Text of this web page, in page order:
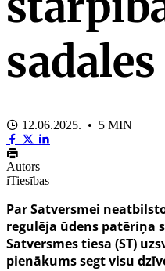
12.06.2025. • 5 MIN
Autors
iTiesības
Par Satversmei
regulēja ūdens patēriņa
Satversmes tiesa (ST)
pienākums segt visu